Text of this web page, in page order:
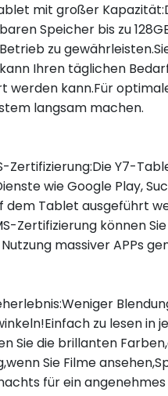
mit großer
Speicher bis zu
zu
Ihren täglichen
werden kann.Für
langsam machen.
Zertifizierung:Die Y7-
wie Google Play,
dem Tablet ausgeführt
Zertifizierung können
massiver APPs
zu lesen in
Sie die brillanten
Sie Filme
für ein